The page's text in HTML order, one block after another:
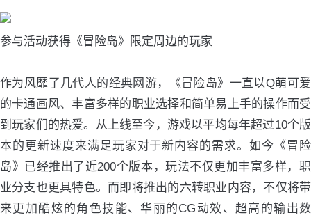
参与活动获得《冒险岛》限定周边的玩家
作为风靡了几代人的经典网游，《冒险岛》一直以Q萌可爱
的卡通画风、丰富多样的职业选择和简单易上手的操作而受
到玩家们的热爱。从上线至今，游戏以平均每年超过10个版
本的更新速度来满足玩家对于新内容的需求。如今《冒险
岛》已经推出了近200个版本，玩法不仅更加丰富多样，职
业分支也更具特色。而即将推出的六转职业内容，不仅将带
来更加酷炫的角色技能、华丽的CG动效、超高的输出数